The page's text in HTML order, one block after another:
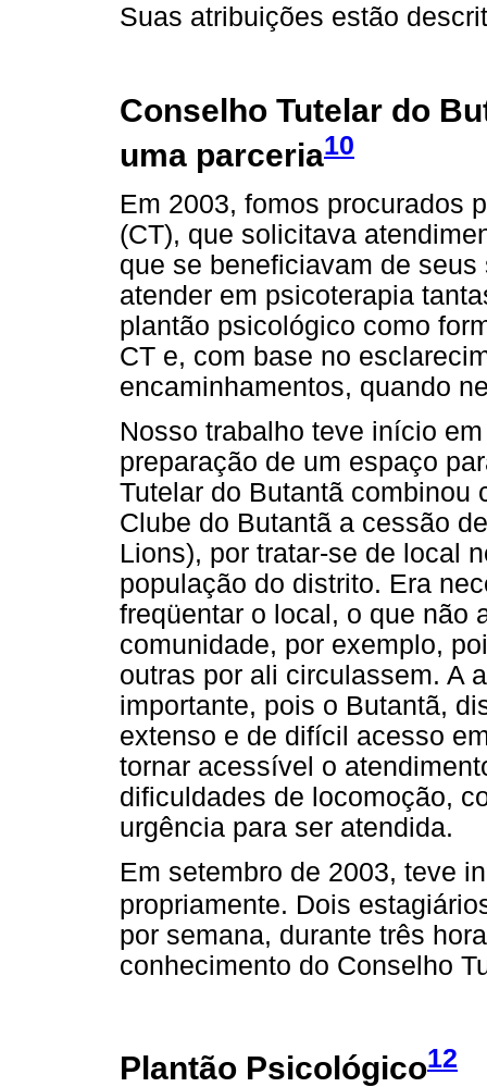
Suas atribuições estão
Conselho Tutelar do
uma parceria10
Em 2003, fomos procurados
(CT), que solicitava
que se beneficiavam de
atender em psicoterapia
plantão psicológico como
CT e, com base no
encaminhamentos, quando
Nosso trabalho teve início
preparação de um espaço
Tutelar do Butantã combinou
Clube do Butantã a cessão
Lions), por tratar-se de local
população do distrito. Era
freqüentar o local, o que não
comunidade, por exemplo,
outras por ali circulassem. A
importante, pois o Butantã,
extenso e de difícil acesso
tornar acessível o
dificuldades de locomoção,
urgência para ser atendida.
Em setembro de 2003, teve
propriamente. Dois
por semana, durante três
conhecimento do Conselho
Plantão Psicológico12